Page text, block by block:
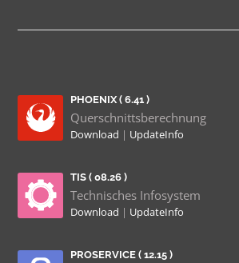
PHOENIX ( 6.41 )
Querschnittsberechnung
Download | UpdateInfo
TIS ( 08.26 )
Technisches Infosystem
Download | UpdateInfo
PROSERVICE ( 12.15 )